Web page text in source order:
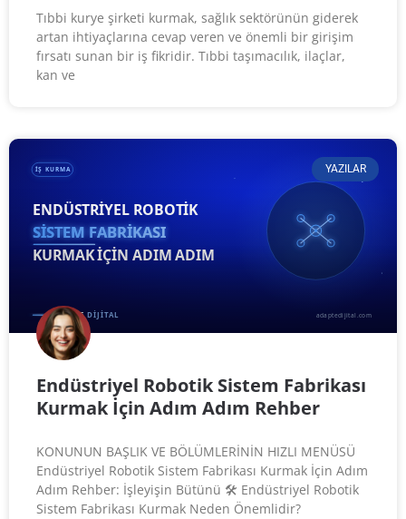
Tıbbi kurye şirketi kurmak, sağlık sektörünün giderek
artan ihtiyaçlarına cevap veren ve önemli bir girişim
fırsatı sunan bir iş fikridir. Tıbbi taşımacılık, ilaçlar,
kan ve
YAZILAR
Endüstriyel Robotik Sistem Fabrikası
Kurmak İçin Adım Adım Rehber
KONUNUN BAŞLIK VE BÖLÜMLERİNİN HIZLI MENÜSÜ
Endüstriyel Robotik Sistem Fabrikası Kurmak İçin Adım
Adım Rehber: İşleyişin Bütünü 🛠️ Endüstriyel Robotik
Sistem Fabrikası Kurmak Neden Önemlidir?